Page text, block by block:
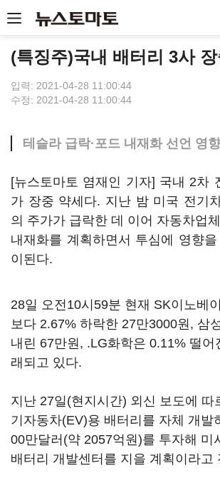
(특징주)국내 배터리 3사 장
입력: 2021-04-28 11:00:44
수정: 2021-04-28 11:00:44
테슬라 급락·포드 내재화 선언 영향
[뉴스토마토 염재인 기자] 국내 2차
가 장중 약세다. 지난 밤 미국 전기
의 주가가 급락한 데 이어 자동차업
내재화를 계획하면서 투심에 영향
이된다.
28일 오전10시59분 현재 SK이노베
보다 2.67% 하락한 27만3000원, 삼
내린 67만원, .LG화학은 0.11% 떨어
래되고 있다.
지난 27일(현지시간) 외신 보도에 따
기자동차(EV)용 배터리를 자체 개발
00만달러(약 2057억원)를 투자해 미
배터리 개발센터를 지을 계획이라고